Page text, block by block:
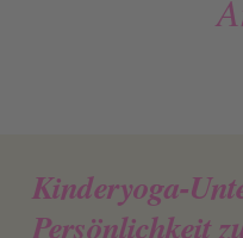
Kinderyoga-
Persönlichkeit